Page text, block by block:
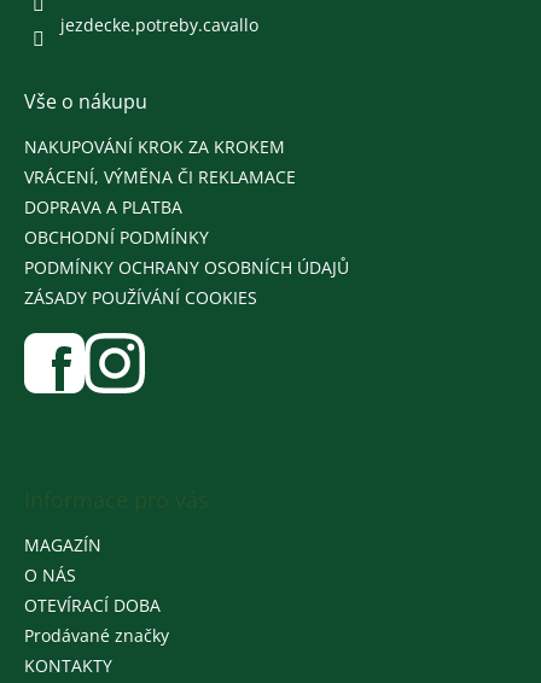
jezdecke.potreby.cavallo
Vše o nákupu
NAKUPOVÁNÍ KROK ZA KROKEM
VRÁCENÍ, VÝMĚNA ČI REKLAMACE
DOPRAVA A PLATBA
OBCHODNÍ PODMÍNKY
PODMÍNKY OCHRANY OSOBNÍCH ÚDAJŮ
ZÁSADY POUŽÍVÁNÍ COOKIES
MAGAZÍN
O NÁS
OTEVÍRACÍ DOBA
Prodávané značky
KONTAKTY